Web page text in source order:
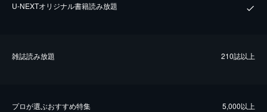
U-NEXTオリジナル書籍読み放題
雑誌読み放題 210誌以上
プロが選ぶおすすめ特集 5,000以上